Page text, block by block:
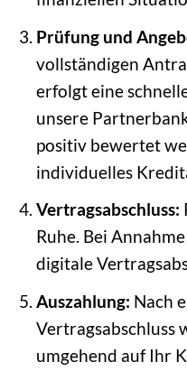
Prüfung und
vollständigen
erfolgt eine
unsere
positiv bewertet
individuelles
Vertragsabschluss:
Ruhe. Bei
digitale
Auszahlung: Nach
Vertragsabschluss
umgehend auf Ihr